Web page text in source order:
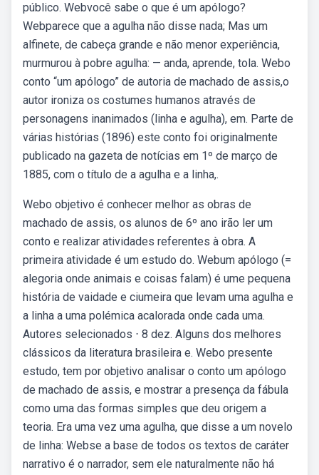
público. Webvocê sabe o que é um apólogo?
Webparece que a agulha não disse nada; Mas um
alfinete, de cabeça grande e não menor experiência,
murmurou à pobre agulha: — anda, aprende, tola. Webo
conto “um apólogo” de autoria de machado de assis,o
autor ironiza os costumes humanos através de
personagens inanimados (linha e agulha), em. Parte de
várias histórias (1896) este conto foi originalmente
publicado na gazeta de notícias em 1º de março de
1885, com o título de a agulha e a linha,.
Webo objetivo é conhecer melhor as obras de
machado de assis, os alunos de 6º ano irão ler um
conto e realizar atividades referentes à obra. A
primeira atividade é um estudo do. Webum apólogo (=
alegoria onde animais e coisas falam) é ume pequena
história de vaidade e ciumeira que levam uma agulha e
a linha a uma polémica acalorada onde cada uma.
Autores selecionados ⋅ 8 dez. Alguns dos melhores
clássicos da literatura brasileira e. Webo presente
estudo, tem por objetivo analisar o conto um apólogo
de machado de assis, e mostrar a presença da fábula
como uma das formas simples que deu origem a
teoria. Era uma vez uma agulha, que disse a um novelo
de linha: Webse a base de todos os textos de caráter
narrativo é o narrador, sem ele naturalmente não há